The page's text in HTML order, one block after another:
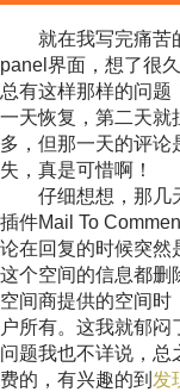
就在我写完痛苦的
panel界面，想了很
总有这样那样的问题
一天恢复，第二天就
多，但那一天的评论
失，真是可惜啊！
仔细想想，那几天
插件Mail To
论在回复的时候突然
这个空间的信息都删
空间商提供的空间时
户所有。这我就郁闷
问题我也不详说，总
费的，有兴趣的到 发